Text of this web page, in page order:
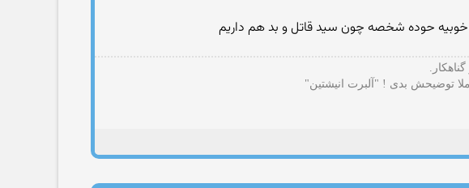
خوبیه حوده شخصه چون سید قاتل و بد هم داریم
توضیحش بدی ! "آلبرت انیشتین"